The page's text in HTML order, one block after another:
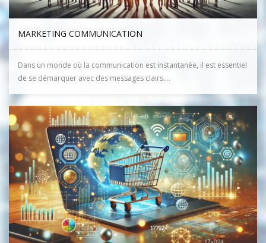
MARKETING COMMUNICATION
Dans un monde où la communication est instantanée, il est essentiel
de se démarquer avec des messages clairs....